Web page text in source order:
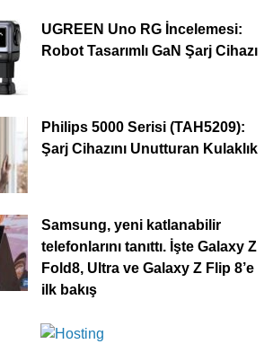
UGREEN Uno RG İncelemesi:
Robot Tasarımlı GaN Şarj Cihazı
Philips 5000 Serisi (TAH5209):
Şarj Cihazını Unutturan Kulaklık
Samsung, yeni katlanabilir
telefonlarını tanıttı. İşte Galaxy Z
Fold8, Ultra ve Galaxy Z Flip 8’e
ilk bakış